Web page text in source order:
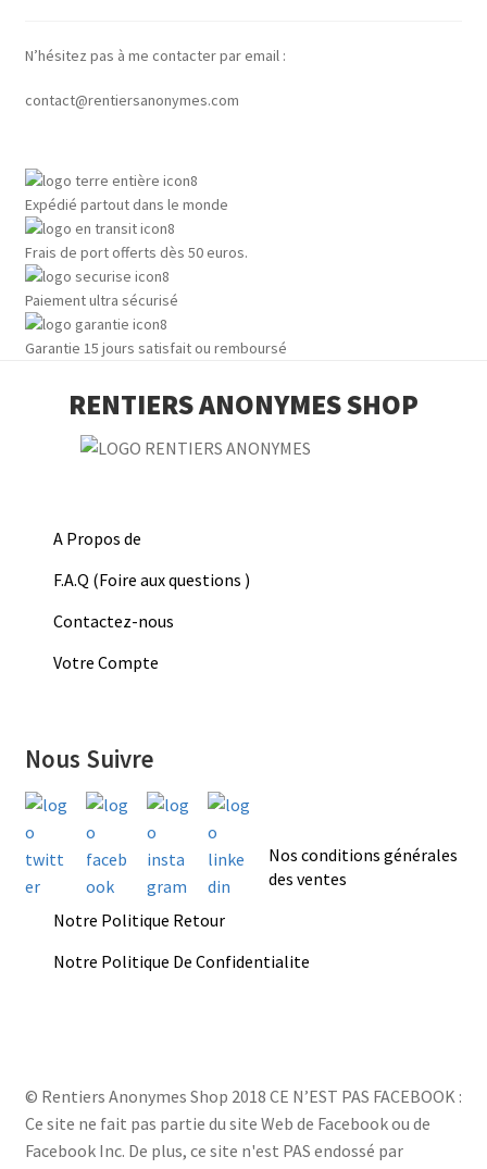
N’hésitez pas à me contacter par email :
contact@rentiersanonymes.com
Expédié partout dans le monde
Frais de port offerts dès 50 euros.
Paiement ultra sécurisé
Garantie 15 jours satisfait ou remboursé
RENTIERS ANONYMES SHOP
A Propos de
F.A.Q (Foire aux questions )
Contactez-nous
Votre Compte
Nous Suivre
Nos conditions générales
des ventes
Notre Politique Retour
Notre Politique De Confidentialite
© Rentiers Anonymes Shop 2018 CE N’EST PAS FACEBOOK :
Ce site ne fait pas partie du site Web de Facebook ou de
Facebook Inc. De plus, ce site n'est PAS endossé par